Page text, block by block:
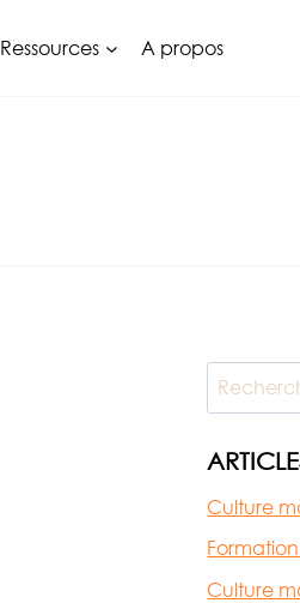
Ressources A propos
Culture
Formation
Culture